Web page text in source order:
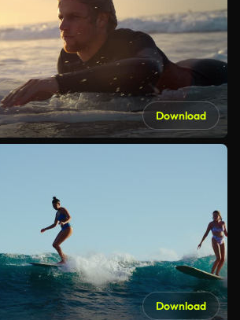
Download
Download